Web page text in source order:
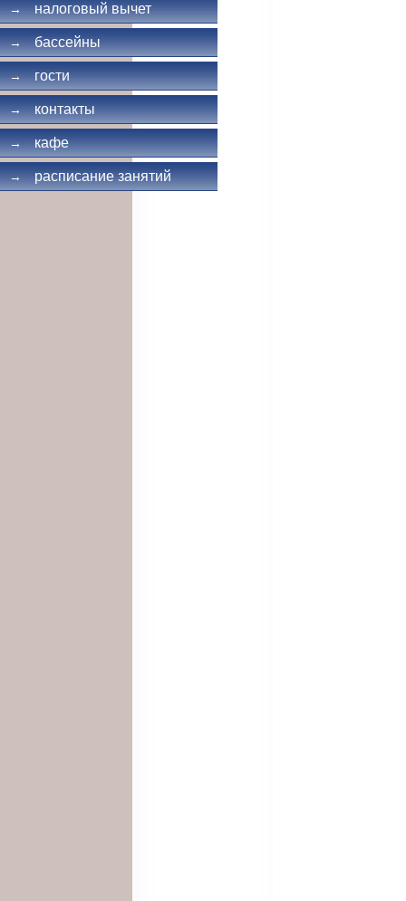
→ налоговый вычет
→ бассейны
→ гости
→ контакты
→ кафе
→ расписание занятий